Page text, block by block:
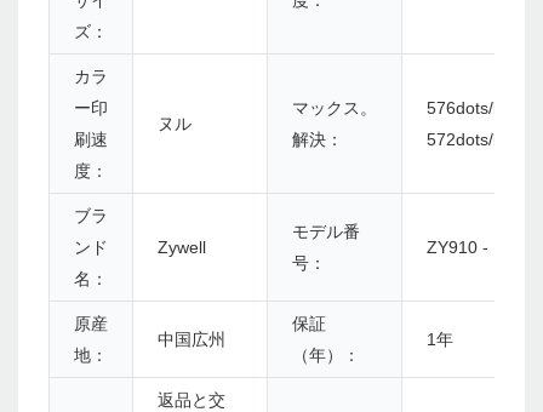
ズ：
カラ
ー印
刷速
度：
ヌル
マックス。
解決：
576dots/lineま
572dots/line
ブラ
ンド
名：
Zywell
モデル番
号：
ZY910 - U+B
原産
地：
中国広州
保証
（年）：
1年
返品と交